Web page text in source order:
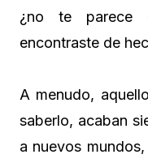
¿no te parece
encontraste de
A menudo,
saberlo, acaban
a nuevos